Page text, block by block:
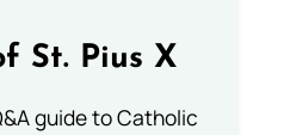
St. Pius X
guide to Catholic